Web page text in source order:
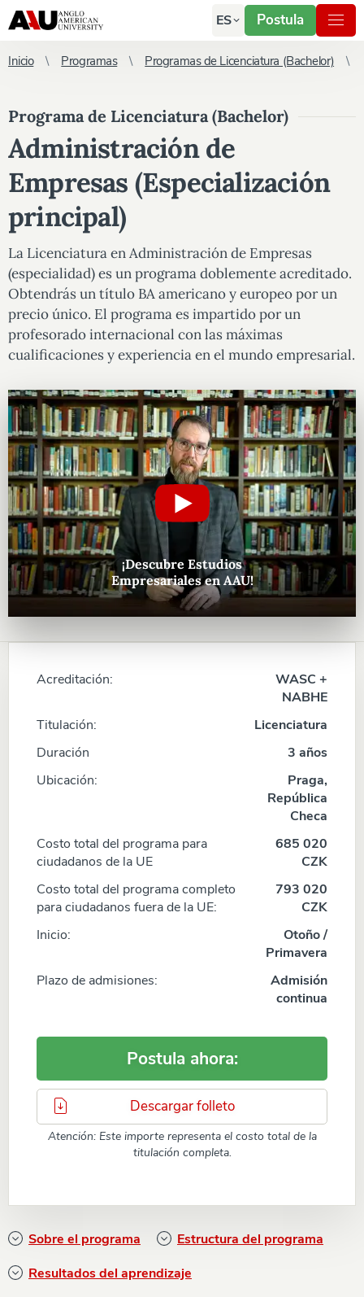
ES Postula
Inicio Programas Programas de Licenciatura (Bachelor)
Programa de Licenciatura (Bachelor)
Administración de
Empresas (Especialización
principal)
La Licenciatura en Administración de Empresas
(especialidad) es un programa doblemente acreditado.
Obtendrás un título BA americano y europeo por un
precio único. El programa es impartido por un
profesorado internacional con las máximas
cualificaciones y experiencia en el mundo empresarial.
¡Descubre Estudios
Empresariales en AAU!
Sobre el programa
Estructura del programa
Resultados del aprendizaje
Acreditación:
WASC +
NABHE
Titulación:
Licenciatura
Duración
3 años
Ubicación:
Praga,
República
Checa
Costo total del programa para
ciudadanos de la UE
685 020
CZK
Costo total del programa completo
para ciudadanos fuera de la UE:
793 020
CZK
Inicio:
Otoño /
Primavera
Plazo de admisiones:
Admisión
continua
Postula ahora:
Descargar folleto
Atención: Este importe representa el costo total de la
titulación completa.